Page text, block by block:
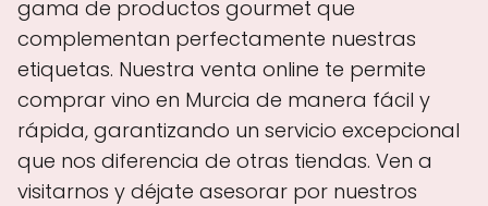
gama de productos gourmet que
complementan perfectamente nuestras
etiquetas. Nuestra venta online te permite
comprar vino en Murcia de manera fácil y
rápida, garantizando un servicio excepcional
que nos diferencia de otras tiendas. Ven a
visitarnos y déjate asesorar por nuestros